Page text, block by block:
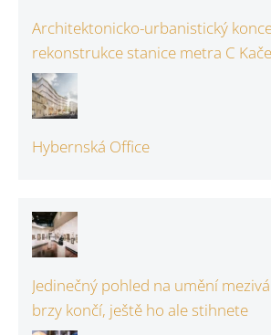
Architektonicko-urbanistický
rekonstrukce stanice metra C
Hybernská Office
Jedinečný pohled na umění
brzy končí, ještě ho ale stihnete